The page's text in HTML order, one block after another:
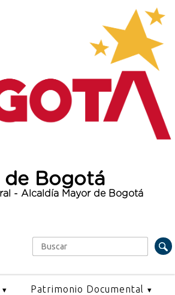
de Bogotá
- Alcaldía Mayor de Bogotá
Formulario de búsqueda
Buscar
Patrimonio Documental